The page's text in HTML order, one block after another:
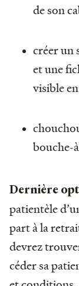
de son
créer un
et une
visible
bouche-
Dernière
patientèle
part à la
devrez
céder sa